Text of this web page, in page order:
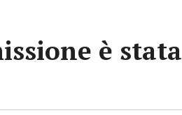
è stata